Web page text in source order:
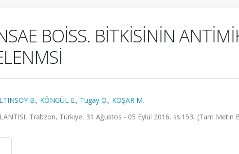
BOİSS. BİTKİSİNİN
B., KÖNGÜL E., Tugay O., KOŞAR M.
Trabzon, Türkiye, 31 Ağustos - 05 Eylül 2016, ss.153, (Tam Metin